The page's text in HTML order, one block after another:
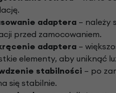
adaptera – należy
przed zamocowaniem.
adaptera –
elementy, aby uniknąć
stabilności – po
się stabilnie.